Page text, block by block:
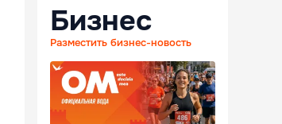
Бизнес
Разместить бизнес-новость